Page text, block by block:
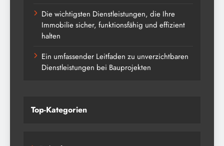
Die wichtigsten Dienstleistungen, die Ihre
Immobilie sicher, funktionsfähig und effizient
halten
Ein umfassender Leitfaden zu unverzichtbaren
Dienstleistungen bei Bauprojekten
Top-Kategorien